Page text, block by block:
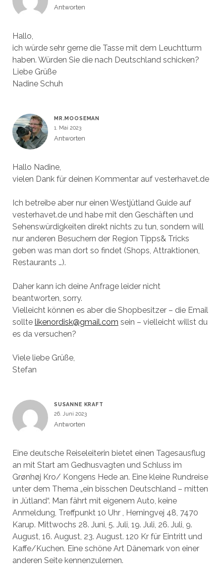
Antworten
Hallo,
ich würde sehr gerne die Tasse mit dem Leuchtturm
haben. Würden Sie die nach Deutschland schicken?
Liebe Grüße
Nadine Schuh
MR.MOOSEMAN
1. Mai 2023
Antworten
Hallo Nadine,
vielen Dank für deinen Kommentar auf vesterhavet.de
Ich betreibe aber nur einen Westjütland Guide auf
vesterhavet.de und habe mit den Geschäften und
Sehenswürdigkeiten direkt nichts zu tun, sondern will
nur anderen Besuchern der Region Tipps& Tricks
geben was man dort so findet (Shops, Attraktionen,
Restaurants …).
Daher kann ich deine Anfrage leider nicht
beantworten, sorry.
Vielleicht können es aber die Shopbesitzer – die Email
sollte likenordisk@gmail.com sein – vielleicht willst du
es da versuchen?
Viele liebe Grüße,
Stefan
SUSANNE KRAFT
26. Juni 2023
Antworten
Eine deutsche Reiseleiterin bietet einen Tagesausflug
an mit Start am Gedhusvagten und Schluss im
Grønhøj Kro/ Kongens Hede an. Eine kleine Rundreise
unter dem Thema „ein bisschen Deutschland – mitten
in Jütland“. Man fährt mit eigenem Auto, keine
Anmeldung, Treffpunkt 10 Uhr , Herningvej 48, 7470
Karup. Mittwochs 28. Juni, 5. Juli, 19. Juli, 26. Juli, 9.
August, 16. August, 23. August. 120 Kr für Eintritt und
Kaffe/Kuchen. Eine schöne Art Dänemark von einer
anderen Seite kennenzulernen.